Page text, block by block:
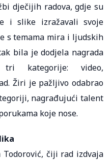
dječijih radova, gdje su
i slike izražavali svoje
s temama mira i ljudskih
bila je dodjela nagrada
kategorije: video,
Žiri je pažljivo odabrao
nagrađujući talent
koje nose.
Todorović, čiji rad izdvaja